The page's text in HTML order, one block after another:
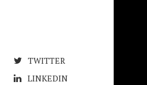
TWITTER
LINKEDIN